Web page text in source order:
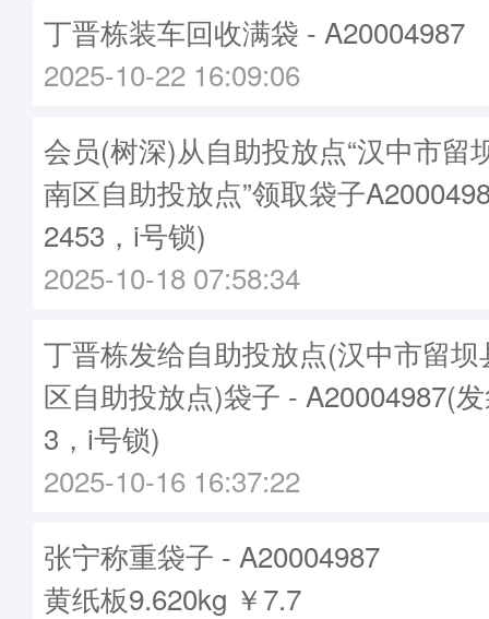
丁晋栋装车回收满袋 - A20004987
2025-10-22 16:09:06
会员(树深)从自助投放点“汉中市留
南区自助投放点”领取袋子
2453，i号锁)
2025-10-18 07:58:34
丁晋栋发给自助投放点(汉中市留
区自助投放点)袋子 - A20004987(
3，i号锁)
2025-10-16 16:37:22
张宁称重袋子 - A20004987
黄纸板9.620kg ￥7.7